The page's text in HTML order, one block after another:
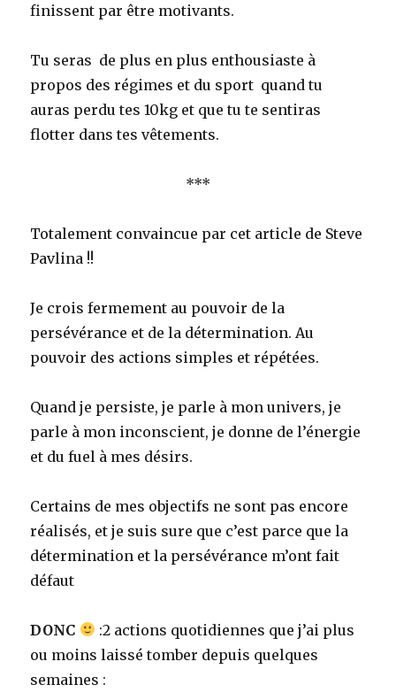
finissent par être motivants.
Tu seras de plus en plus enthousiaste à
propos des régimes et du sport quand tu
auras perdu tes 10kg et que tu te sentiras
flotter dans tes vêtements.
***
Totalement convaincue par cet article de Steve
Pavlina !!
Je crois fermement au pouvoir de la
persévérance et de la détermination. Au
pouvoir des actions simples et répétées.
Quand je persiste, je parle à mon univers, je
parle à mon inconscient, je donne de l’énergie
et du fuel à mes désirs.
Certains de mes objectifs ne sont pas encore
réalisés, et je suis sure que c’est parce que la
détermination et la persévérance m’ont fait
défaut
DONC
:2 actions quotidiennes que j’ai plus
ou moins laissé tomber depuis quelques
semaines :